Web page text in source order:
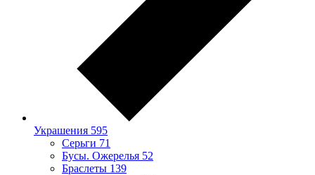
Украшения 595
Серьги 71
Бусы. Ожерелья 52
Браслеты 139